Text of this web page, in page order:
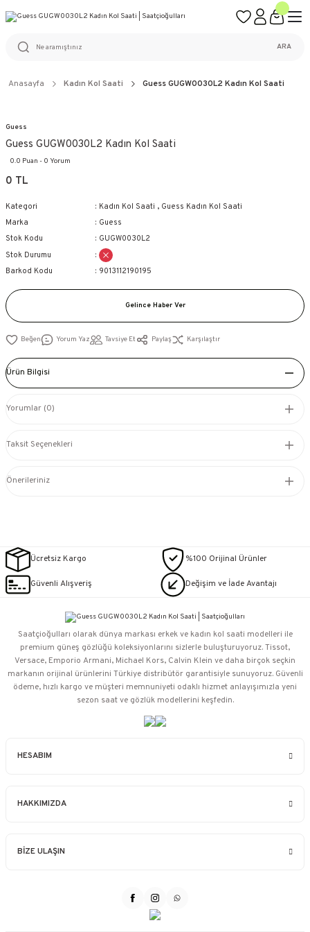
%100 ORİJİNAL ÜRÜN GARANTİSİ
ARA
Anasayfa Kadın Kol Saati Guess GUGW0030L2 Kadın Kol Saati
Guess
Guess GUGW0030L2 Kadın Kol Saati
0.0 Puan - 0 Yorum
0 TL
Kategori Kadın Kol Saati , Guess Kadın Kol Saati
Marka
Guess
Stok Kodu
GUGW0030L2
Stok Durumu
Barkod Kodu
9013112190195
Gelince Haber Ver
Yorum Yaz Tavsiye Et Paylaş Karşılaştır
Ürün Bilgisi
Yorumlar (0)
Taksit Seçenekleri
Önerileriniz
Ücretsiz Kargo %100 Orijinal Ürünler
Güvenli Alışveriş Değişim ve İade Avantajı
HESABIM
HAKKIMIZDA
BİZE ULAŞIN
Saatçioğulları⁠ olarak dünya markası erkek ve kadın kol saati modelleri ile
premium güneş gözlüğü koleksiyonlarını sizlerle buluşturuyoruz. Tissot,
Versace, Emporio Armani, Michael Kors, Calvin Klein ve daha birçok seçkin
markanın orijinal ürünlerini Türkiye distribütör garantisiyle sunuyoruz. Güvenli
ödeme, hızlı kargo ve müşteri memnuniyeti odaklı hizmet anlayışımızla yeni
sezon saat ve gözlük modellerini keşfedin.